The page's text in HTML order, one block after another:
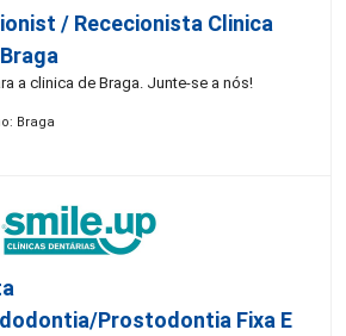
/ Rececionista Clinica
a clinica de Braga. Junte-se a nós!
Braga
Prostodontia Fixa E